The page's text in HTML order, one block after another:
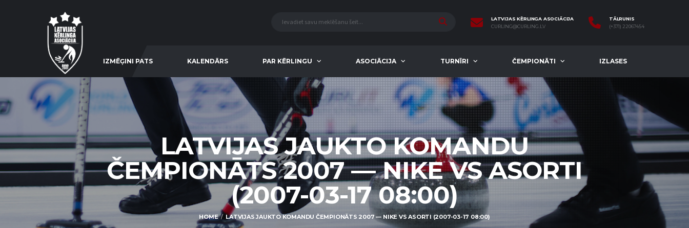
LATVIJAS KĒRLINGA ASOCIĀCIJA
CURLING@CURLING.LV
TĀLRUNIS
(+371) 22067454
IZMĒĢINI PATS KALENDĀRS PAR KĒRLINGU ASOCIĀCIJA TURNĪRI ČEMPIONĀTI IZLASES
LATVIJAS JAUKTO KOMANDU
ČEMPIONĀTS 2007 — NIKE VS ASORTI
(2007-03-17 08:00)
HOME LATVIJAS JAUKTO KOMANDU ČEMPIONĀTS 2007 — NIKE VS ASORTI (2007-03-17 08:00)